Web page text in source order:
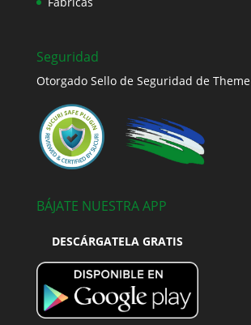
Seguridad
Otorgado Sello de Seguridad de Theme
BÁJATE NUESTRA APP
DESCÁRGATELA GRATIS